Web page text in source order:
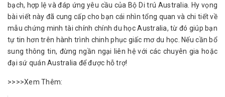
bạch, hợp lệ và đáp ứng yêu cầu của Bộ Di trú Australia. Hy vọng
bài viết này đã cung cấp cho bạn cái nhìn tổng quan và chi tiết về
mẫu chứng minh tài chính chính du học Australia, từ đó giúp bạn
tự tin hơn trên hành trình chinh phục giấc mơ du học. Nếu cần bổ
sung thông tin, đừng ngần ngại liên hệ với các chuyên gia hoặc
đại sứ quán Australia để được hỗ trợ!
>>>>Xem Thêm: